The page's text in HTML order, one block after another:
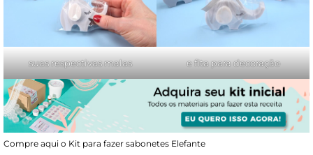
suas respectivas malas e fita para decoração
Compre aqui o Kit para fazer sabonetes Elefante